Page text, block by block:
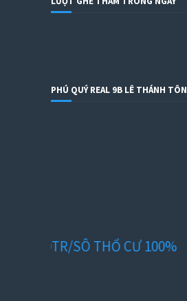
PHÚ QUÝ REAL 9B LÊ THÁNH TÔN
SÔ THỔ CƯ 100%